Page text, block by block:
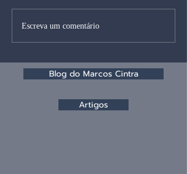
Escreva um comentário
Blog do Marcos Cintra
Artigos